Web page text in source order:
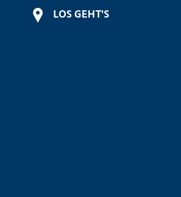
LOS GEHT'S